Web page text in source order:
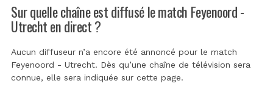
Sur quelle chaîne est diffusé le match Feyenoord -
Utrecht en direct ?
Aucun diffuseur n’a encore été annoncé pour le match
Feyenoord - Utrecht. Dès qu’une chaîne de télévision sera
connue, elle sera indiquée sur cette page.